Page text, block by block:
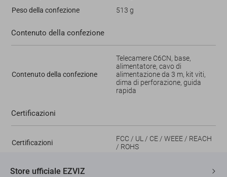
Peso della confezione
513 g
Contenuto della confezione
Contenuto della confezione
Telecamere C6CN, base,
alimentatore, cavo di
alimentazione da 3 m, kit viti,
dima di perforazione, guida
rapida
Certificazioni
Certificazioni
FCC / UL / CE / WEEE / REACH
/ ROHS
Store ufficiale EZVIZ